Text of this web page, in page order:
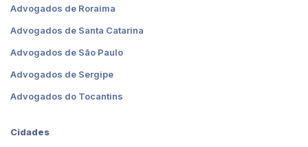
Advogados de Roraima
Advogados de Santa Catarina
Advogados de São Paulo
Advogados de Sergipe
Advogados do Tocantins
Cidades